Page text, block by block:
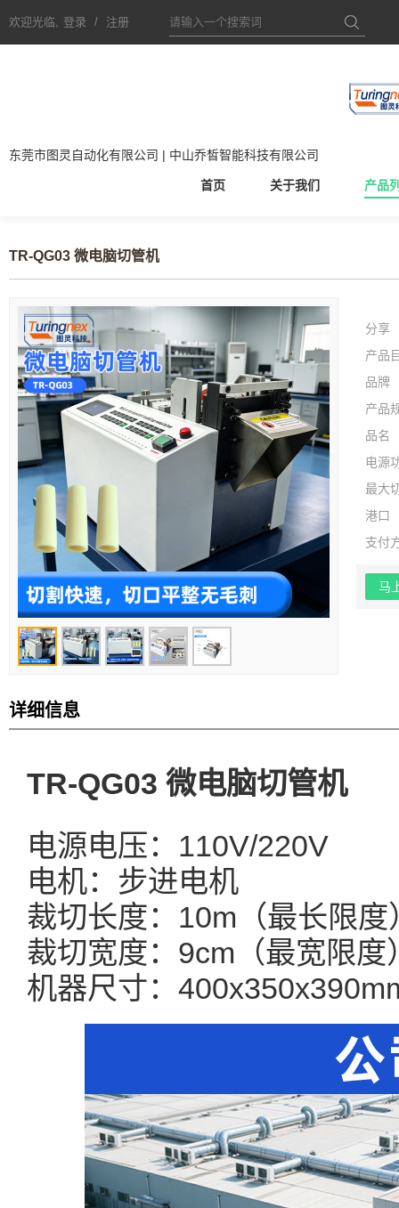
欢迎光临, 登录 / 注册
东莞市图灵自动化有限公司 | 中山乔皙智能科技有限公司
首页 关于我们 产品
TR-QG03 微电脑切管机
分享
产品
品牌
产品
品名
电源
最大
港口
支付
马
详细信息
TR-QG03 微电脑切管机
电源电压：110V/220V
电机：步进电机
裁切长度：10m（最长限度
裁切宽度：9cm（最宽限度
机器尺寸：